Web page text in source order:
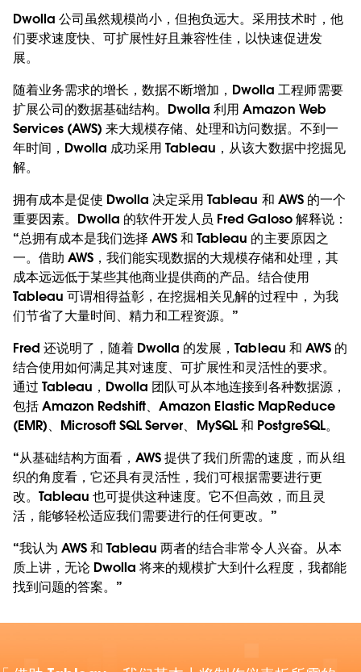
Dwolla 公司虽然规模尚小，但抱负远大。采用技术时，他
们要求速度快、可扩展性好且兼容性佳，以快速促进发
展。
随着业务需求的增长，数据不断增加，Dwolla 工程师需要
扩展公司的数据基础结构。Dwolla 利用 Amazon Web
Services (AWS) 来大规模存储、处理和访问数据。不到一
年时间，Dwolla 成功采用 Tableau，从该大数据中挖掘见
解。
拥有成本是促使 Dwolla 决定采用 Tableau 和 AWS 的一个
重要因素。Dwolla 的软件开发人员 Fred Galoso 解释说：
“总拥有成本是我们选择 AWS 和 Tableau 的主要原因之
一。借助 AWS，我们能实现数据的大规模存储和处理，其
成本远远低于某些其他商业提供商的产品。结合使用
Tableau 可谓相得益彰，在挖掘相关见解的过程中，为我
们节省了大量时间、精力和工程资源。”
Fred 还说明了，随着 Dwolla 的发展，Tableau 和 AWS 的
结合使用如何满足其对速度、可扩展性和灵活性的要求。
通过 Tableau，Dwolla 团队可从本地连接到各种数据源，
包括 Amazon Redshift、Amazon Elastic MapReduce
(EMR)、Microsoft SQL Server、MySQL 和 PostgreSQL。
“从基础结构方面看，AWS 提供了我们所需的速度，而从组
织的角度看，它还具有灵活性，我们可根据需要进行更
改。Tableau 也可提供这种速度。它不但高效，而且灵
活，能够轻松适应我们需要进行的任何更改。”
“我认为 AWS 和 Tableau 两者的结合非常令人兴奋。从本
质上讲，无论 Dwolla 将来的规模扩大到什么程度，我都能
找到问题的答案。”